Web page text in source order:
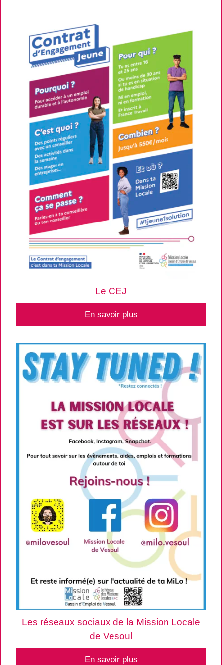
Le CEJ
En savoir plus
Les réseaux sociaux de la Mission Locale
de Vesoul
En savoir plus